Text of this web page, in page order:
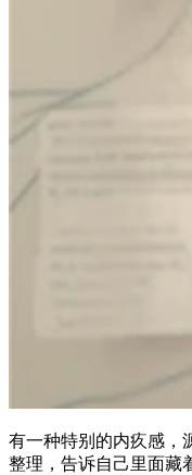
有一种特别的内疚感，
整理，告诉自己里面藏